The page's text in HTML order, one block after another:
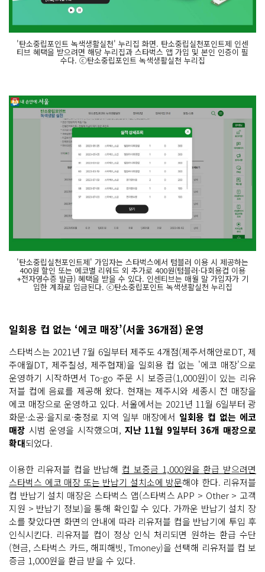
'탄소중립포인트 녹색생활실천' 누리집 화면. 탄소중립실천포인트제 인센
티브 혜택을 받으려면 해당 누리집과 스타벅스 앱 가입 및 본인 인증이 필
수다. ⓒ탄소중립포인트 녹색생활실천 누리집
'탄소중립실천포인트제' 가입자는 스타벅스에서 텀블러 이용 시 제공하는
400원 할인 또는 에코별 리워드 외 추가로 400원(텀블러·다회용컵 이용
+전자영수증 발급) 혜택을 받을 수 있다. 인센티브는 매월 말 가입자가 기
입한 계좌로 입금된다. ⓒ탄소중립포인트 녹색생활실천 누리집
일회용 컵 없는 ‘에코 매장’(서울 36개점) 운영
스타벅스는 2021년 7월 6일부터 제주도 4개점(제주서해안로DT, 제
주애월DT, 제주칠성, 제주협재)을 일회용 컵 없는 '에코 매장'으로
운영하기 시작하면서 To-go 주문 시 보증금(1,000원)이 있는 리유
저블 컵에 음료를 제공해 왔다. 현재는 제주시와 세종시 전 매장을
에코 매장으로 운영하고 있다. 서울에서는 2021년 11월 6일부터 광
화문·소공·을지로·충정로 지역 일부 매장에서 일회용 컵 없는 에코
매장 시범 운영을 시작했으며, 지난 11월 9일부터 36개 매장으로
확대되었다.
이용한 리유저블 컵을 반납해 컵 보증금 1,000원을 환급 받으려면
스타벅스 에코 매장 또는 반납기 설치소에 방문해야 한다. 리유저블
컵 반납기 설치 매장은 스타벅스 앱(스타벅스 APP > Other > 고객
지원 > 반납기 정보)을 통해 확인할 수 있다. 가까운 반납기 설치 장
소를 찾았다면 화면의 안내에 따라 리유저블 컵을 반납기에 투입 후
인식시킨다. 리유저블 컵이 정상 인식 처리되면 원하는 환급 수단
(현금, 스타벅스 카드, 해피해빗, Tmoney)을 선택해 리유저블 컵 보
증금 1,000원을 환급 받을 수 있다.